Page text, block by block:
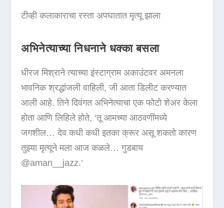
टीव्ही कलाकाराचा रस्ता अपघातात मृत्यू झाला
अभिनेत्याच्या निधनाने धक्का बसला
धीरज मिश्राने त्याच्या इंस्टाग्राम अकाउंटवर अमनला
भावनिक श्रद्धांजली वाहिली, जी आता डिलीट करण्यात
आली आहे. तिने दिवंगत अभिनेत्याचा एक फोटो शेअर केला
होता आणि लिहिले होते, ‘तू आमच्या आठवणींमध्ये
जगशील… देव कधी कधी इतका क्रूर असू शकतो कारण
तुझ्या मृत्यूने मला आज कळले… गुडबाय
@aman__jazz.’